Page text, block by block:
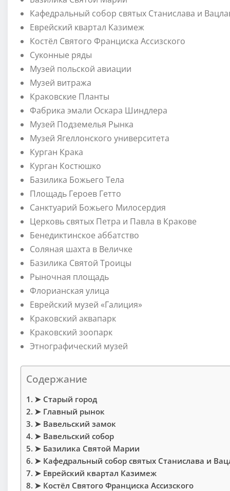
Кафедральный собор святых Станислава и
Еврейский квартал Казимеж
Костёл Святого Франциска Ассизского
Суконные ряды
Музей польской авиации
Музей витража
Краковские Планты
Фабрика эмали Оскара Шиндлера
Музей Подземелья Рынка
Музей Ягеллонского университета
Курган Крака
Курган Костюшко
Базилика Божьего Тела
Площадь Героев Гетто
Санктуарий Божьего Милосердия
Церковь святых Петра и Павла в Кракове
Бенедиктинское аббатство
Соляная шахта в Величке
Базилика Святой Троицы
Рыночная площадь
Флорианская улица
Еврейский музей «Галиция»
Краковский аквапарк
Краковский зоопарк
Этнографический музей
Содержание
➤ Старый город
➤ Главный рынок
➤ Вавельский замок
➤ Вавельский собор
➤ Базилика Святой Марии
➤ Кафедральный собор святых Станислава и
➤ Еврейский квартал Казимеж
➤ Костёл Святого Франциска Ассизского